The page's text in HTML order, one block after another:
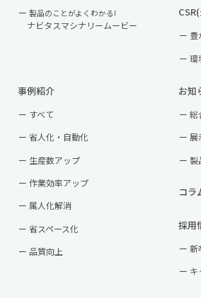
製品のことがよくわかる!
ナビタスマシナリームービー
豊
環
事例紹介
すべて
省人化・自動化
生産数アップ
作業効率アップ
属人化解消
省スペース化
品質向上
お知
総
展
製
コラ
採用
新
キ